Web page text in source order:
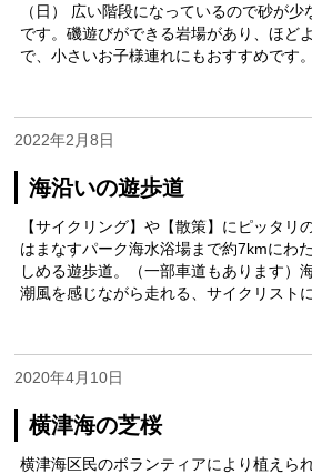
（日） 広い階段になっているので砂が
です。磯遊びができる岩場があり、ほど
で、小さいお子様連れにもおすすめです
海沿いの遊歩道
2022年2月8日
【サイクリング】や【散策】にピッタリ
はまなすパーク海水浴場まで約7kmにわ
しめる遊歩道。（一部車道もあります）
潮風を感じながら走れる、サイクリスト
横津海の芝桜
2020年4月10日
横津海区民のボランティアにより植えら